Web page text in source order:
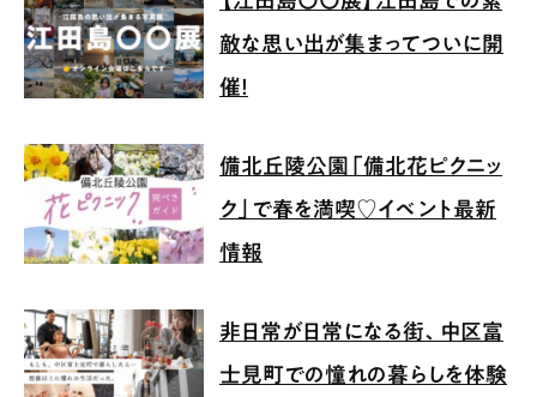
敵な思い出が集まってついに開
催！
備北丘陵公園「備北花ピクニッ
ク」で春を満喫♡イベント最新
情報
非日常が日常になる街、中区富
士見町での憧れの暮らしを体験